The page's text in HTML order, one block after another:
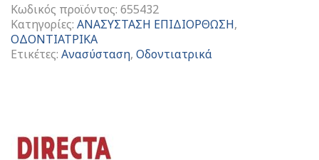
Κωδικός προϊόντος: 655432
Κατηγορίες: ΑΝΑΣΥΣΤΑΣΗ ΕΠΙΔΙΟΡΘΩΣΗ,
ΟΔΟΝΤΙΑΤΡΙΚΑ
Ετικέτες: Ανασύσταση, Οδοντιατρικά
Άξονες
ποσότητα